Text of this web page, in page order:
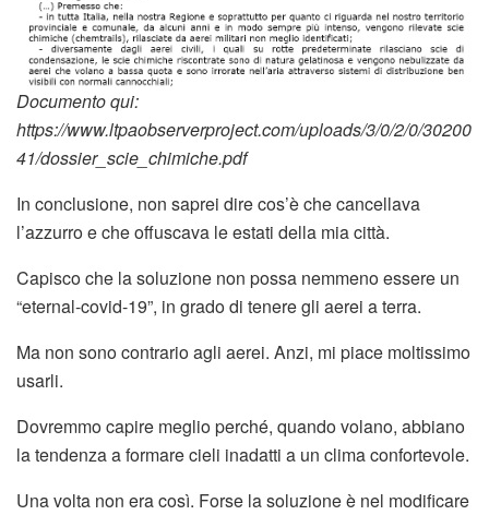
Documento qui:
https://www.ltpaobserverproject.com/uploads/3/0/2/0/30200
41/dossier_scie_chimiche.pdf
In conclusione, non saprei dire cos’è che cancellava
l’azzurro e che offuscava le estati della mia città.
Capisco che la soluzione non possa nemmeno essere un
“eternal-covid-19”, in grado di tenere gli aerei a terra.
Ma non sono contrario agli aerei. Anzi, mi piace moltissimo
usarli.
Dovremmo capire meglio perché, quando volano, abbiano
la tendenza a formare cieli inadatti a un clima confortevole.
Una volta non era così. Forse la soluzione è nel modificare